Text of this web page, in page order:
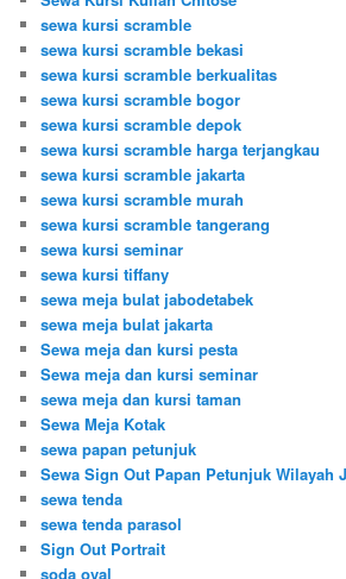
sewa kursi scramble
sewa kursi scramble bekasi
sewa kursi scramble berkualitas
sewa kursi scramble bogor
sewa kursi scramble depok
sewa kursi scramble harga terjangkau
sewa kursi scramble jakarta
sewa kursi scramble murah
sewa kursi scramble tangerang
sewa kursi seminar
sewa kursi tiffany
sewa meja bulat jabodetabek
sewa meja bulat jakarta
Sewa meja dan kursi pesta
Sewa meja dan kursi seminar
sewa meja dan kursi taman
Sewa Meja Kotak
sewa papan petunjuk
Sewa Sign Out Papan Petunjuk Wilayah
sewa tenda
sewa tenda parasol
Sign Out Portrait
soda oval